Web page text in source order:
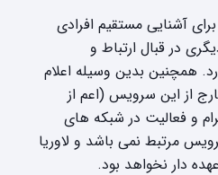
آشنایی مستقیم افرادی
در قبال ارتباط و
همچنین بدین وسیله اعلام
از این سرویس (اعم از
و فعالیت در شبکه های
مرتبط نمی باشد و لاوریا
دار نخواهد بود.